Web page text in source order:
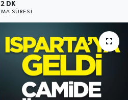
2 DK
SÜRESI